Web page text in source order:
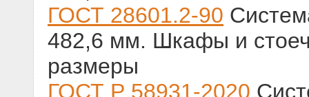
ГОСТ 28601.2-90
482,6 мм. Шкафы и
размеры
ГОСТ Р 58931-2020